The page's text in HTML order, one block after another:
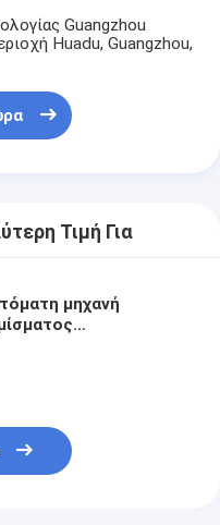
Guangzhou
Huadu, Guangzhou,
Τιμή Για
μηχανή